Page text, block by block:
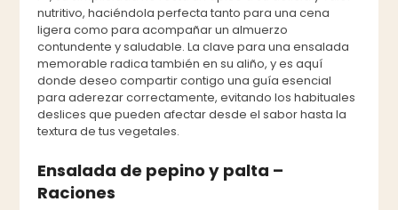
nutritivo, haciéndola perfecta tanto para una cena
ligera como para acompañar un almuerzo
contundente y saludable. La clave para una ensalada
memorable radica también en su aliño, y es aquí
donde deseo compartir contigo una guía esencial
para aderezar correctamente, evitando los habituales
deslices que pueden afectar desde el sabor hasta la
textura de tus vegetales.
Ensalada de pepino y palta –
Raciones